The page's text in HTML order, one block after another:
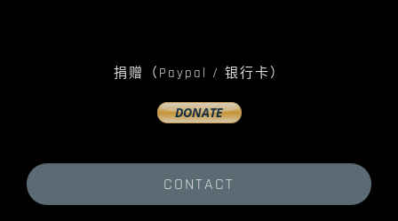
捐赠（Paypal / 银行卡）
CONTACT